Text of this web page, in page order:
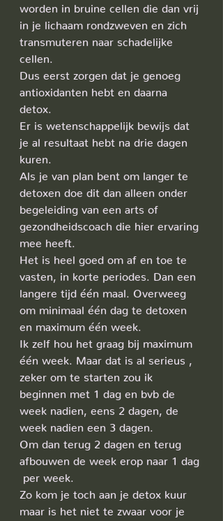
worden in bruine cellen die dan vrij
in je lichaam rondzweven en zich
transmuteren naar schadelijke
cellen.
Dus eerst zorgen dat je genoeg
antioxidanten hebt en daarna
detox.
Er is wetenschappelijk bewijs dat
je al resultaat hebt na drie dagen
kuren.
Als je van plan bent om langer te
detoxen doe dit dan alleen onder
begeleiding van een arts of
gezondheidscoach die hier ervaring
mee heeft.
Het is heel goed om af en toe te
vasten, in korte periodes. Dan een
langere tijd één maal. Overweeg
om minimaal één dag te detoxen
en maximum één week.
Ik zelf hou het graag bij maximum
één week. Maar dat is al serieus ,
zeker om te starten zou ik
beginnen met 1 dag en bvb de
week nadien, eens 2 dagen, de
week nadien een 3 dagen.
Om dan terug 2 dagen en terug
afbouwen de week erop naar 1 dag
per week.
Zo kom je toch aan je detox kuur
maar is het niet te zwaar voor je